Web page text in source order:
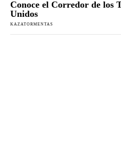
Conoce el Corredor de los
Unidos
KAZATORMENTAS